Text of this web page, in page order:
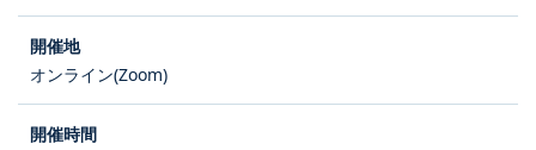
オンライン(Zoom)